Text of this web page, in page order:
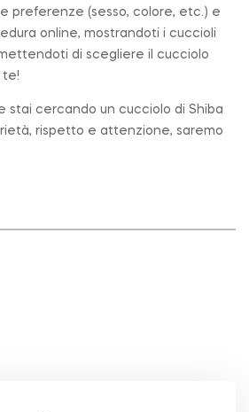
preferenze (sesso, colore, etc.) e
online, mostrandoti i cuccioli
di scegliere il cucciolo
te!
stai cercando un cucciolo di Shiba
rispetto e attenzione, saremo